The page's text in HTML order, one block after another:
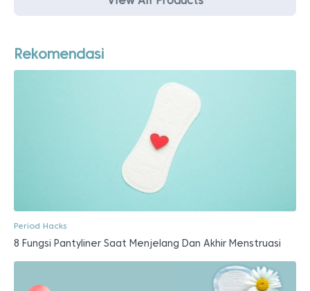
Rekomendasi
Period Hacks
8 Fungsi Pantyliner Saat Menjelang Dan Akhir Menstruasi